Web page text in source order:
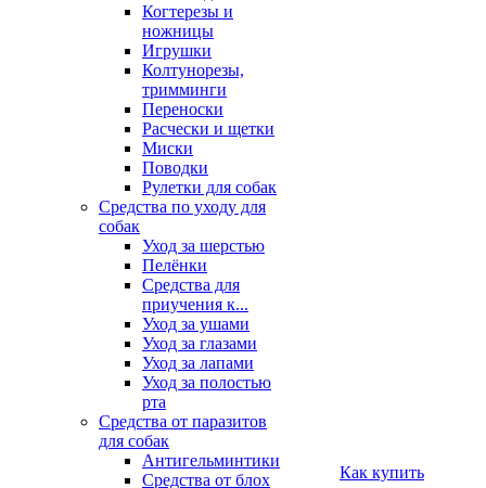
Когтерезы и
ножницы
Игрушки
Колтунорезы,
тримминги
Переноски
Расчески и щетки
Миски
Поводки
Рулетки для собак
Средства по уходу для
собак
Уход за шерстью
Пелёнки
Средства для
приучения к...
Уход за ушами
Уход за глазами
Уход за лапами
Уход за полостью
рта
Средства от паразитов
для собак
Антигельминтики
Средства от блох
Как купить